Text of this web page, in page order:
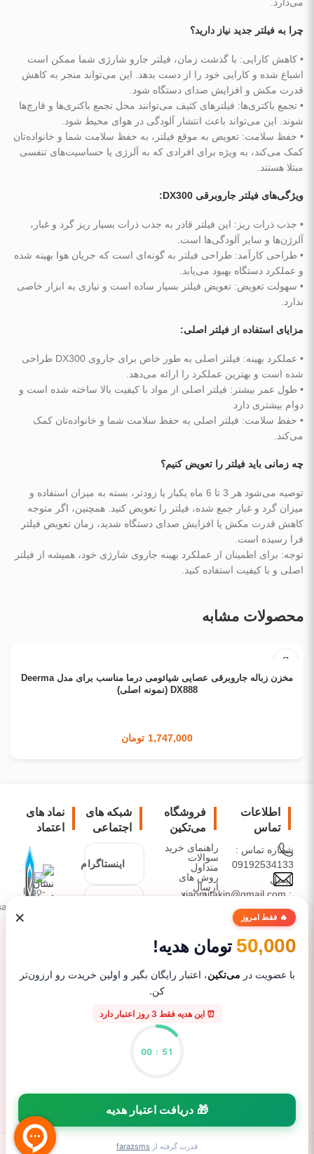
چرا به فیلتر جدید نیاز دارید؟
• کاهش کارایی: با گذشت زمان، فیلتر جارو شارژی شما ممکن است
اشباع شده و کارایی خود را از دست بدهد. این می‌تواند منجر به کاهش
قدرت مکش و افزایش صدای دستگاه شود.
• تجمع باکتری‌ها: فیلترهای کثیف می‌توانند محل تجمع باکتری‌ها و قارچ‌ها
شوند. این می‌تواند باعث انتشار آلودگی در هوای محیط شود.
• حفظ سلامت: تعویض به موقع فیلتر، به حفظ سلامت شما و خانواده‌تان
کمک می‌کند، به ویژه برای افرادی که به آلرژی یا حساسیت‌های تنفسی
مبتلا هستند.
ویژگی‌های فیلتر جاروبرقی DX300:
• جذب ذرات ریز: این فیلتر قادر به جذب ذرات بسیار ریز گرد و غبار،
آلرژن‌ها و سایر آلودگی‌ها است.
• طراحی کارآمد: طراحی فیلتر به گونه‌ای است که جریان هوا بهینه شده
و عملکرد دستگاه بهبود می‌یابد.
• سهولت تعویض: تعویض فیلتر بسیار ساده است و نیازی به ابزار خاصی
ندارد.
مزایای استفاده از فیلتر اصلی:
• عملکرد بهینه: فیلتر اصلی به طور خاص برای جاروی DX300 طراحی
شده است و بهترین عملکرد را ارائه می‌دهد.
• طول عمر بیشتر: فیلتر اصلی از مواد با کیفیت بالا ساخته شده است و
دوام بیشتری دارد.
• حفظ سلامت: فیلتر اصلی به حفظ سلامت شما و خانواده‌تان کمک
می‌کند.
چه زمانی باید فیلتر را تعویض کنیم؟
توصیه می‌شود هر 3 تا 6 ماه یکبار یا زودتر، بسته به میزان استفاده و
میزان گرد و غبار جمع شده، فیلتر را تعویض کنید. همچنین، اگر متوجه
کاهش قدرت مکش یا افزایش صدای دستگاه شدید، زمان تعویض فیلتر
فرا رسیده است.
توجه: برای اطمینان از عملکرد بهینه جاروی شارژی خود، همیشه از فیلتر
اصلی و با کیفیت استفاده کنید.
محصولات مشابه
افزودن به سبد خرید
مخزن زباله جاروبرقی عصایی شیائومی درما مناسب برای مدل Deerma
DX888 (نمونه اصلی)
1,747,000 تومان
اطلاعات
تماس
شماره تماس :
09192534133
ایمیل
: xiaomitakin@gmail.com
عرضه کننده
محصولات
شیائومی،
زیرمجموعه
های آن، گجت
فروشگاه
می‌تکین
راهنمای خرید
سوالات
متداول
روش های
ارسال
درباره ما
شبکه های
اجتماعی
اینستاگرام
نماد های
اعتماد
× 🔥 فقط امروز
50,000 تومان هدیه!
با عضویت در می‌تکین، اعتبار رایگان بگیر و اولین خریدت رو ارزون‌تر
کن.
⏰ این هدیه فقط 3 روز اعتبار دارد
51
:
00
🎁 دریافت اعتبار هدیه
قدرت گرفته از farazsms